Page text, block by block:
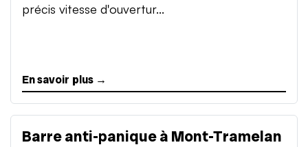
précis vitesse d'ouvertur...
En savoir plus →
Barre anti-panique à Mont-Tramelan